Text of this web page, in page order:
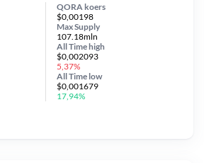
QORA koers
$0,00198
Max Supply
107.18mln
All Timehigh
$0,002093
5,37%
All Time low
$0,001679
17,94%